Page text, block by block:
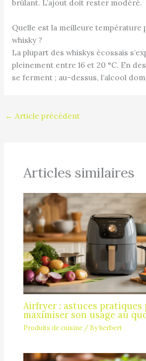
brûlant. L’ajout doit rester modéré.
Quelle est la meilleure température
whisky ?
La plupart des whiskys écossais
pleinement entre 16 et 20 °C. En
se ferment ; au-dessus, l’alcool
← Article précédent
Articles similaires
Airfryer : astuces pratiques
maximiser son usage au
Produits de cuisine / Byherbert